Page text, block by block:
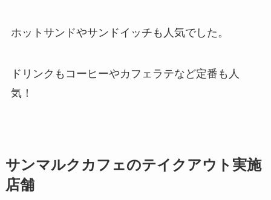
ホットサンドやサンドイッチも人気でした。
ドリンクもコーヒーやカフェラテなど定番も人
気！
サンマルクカフェのテイクアウト実施
店舗